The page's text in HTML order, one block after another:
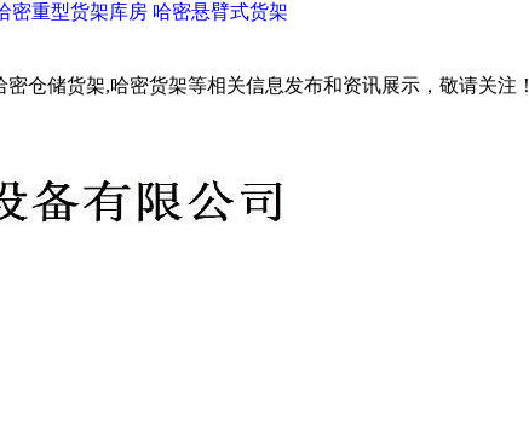
密重型货架库房 哈密悬臂式货架
密仓储货架,哈密货架等相关信息发布和资讯展示，敬请关注！